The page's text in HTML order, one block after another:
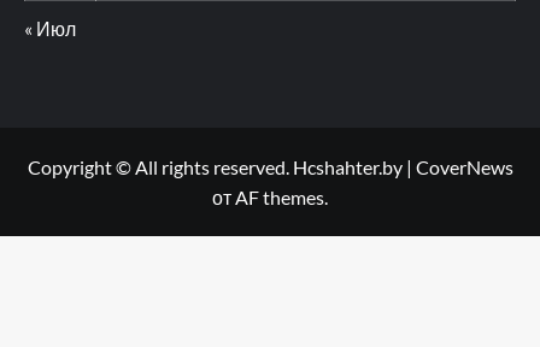
« Июл
Copyright © All rights reserved. Hcshahter.by | CoverNews
от AF themes.